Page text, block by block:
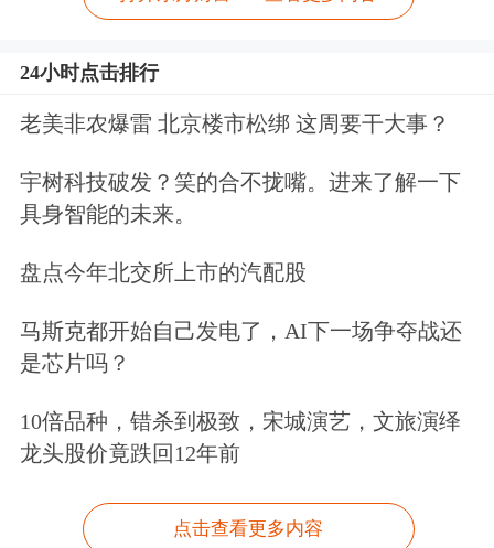
24小时点击排行
老美非农爆雷 北京楼市松绑 这周要干大事？
宇树科技破发？笑的合不拢嘴。进来了解一下
具身智能的未来。
盘点今年北交所上市的汽配股
马斯克都开始自己发电了，AI下一场争夺战还
是芯片吗？
10倍品种，错杀到极致，宋城演艺，文旅演绎
龙头股价竟跌回12年前
点击查看更多内容